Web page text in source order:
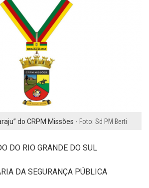
do CRPM Missões - Foto: Sd PM Berti
DO RIO GRANDE DO SUL
DA SEGURANÇA PÚBLICA